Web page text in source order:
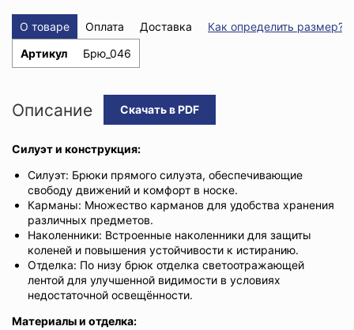
О товаре Оплата Доставка
Как определить размер?
Артикул
Брю_046
Описание Скачать в PDF
Силуэт и конструкция:
Силуэт: Брюки прямого силуэта, обеспечивающие
свободу движений и комфорт в носке.
Карманы: Множество карманов для удобства хранения
различных предметов.
Наколенники: Встроенные наколенники для защиты
коленей и повышения устойчивости к истиранию.
Отделка: По низу брюк отделка светоотражающей
лентой для улучшенной видимости в условиях
недостаточной освещённости.
Материалы и отделка: